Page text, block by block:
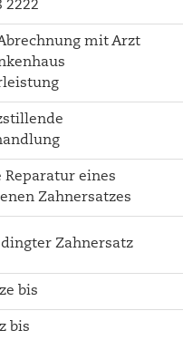
2222
mit Arzt
Reparatur eines
Zahnersatzes
Zahnersatz
bis
bis